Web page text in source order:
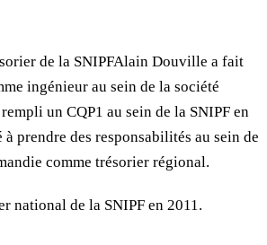
de la SNIPFAlain Douville a fait
ingénieur au sein de la société
un CQP1 au sein de la SNIPF en
prendre des responsabilités au sein de
comme trésorier régional.
national de la SNIPF en 2011.